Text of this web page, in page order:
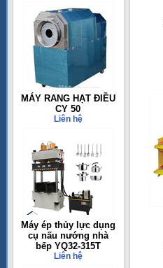
MÁY RANG HẠT ĐIỀU
CY 50
Liên hệ
Máy ép thủy lực dụng
cụ nấu nướng nhà
bếp YQ32-315T
Liên hệ